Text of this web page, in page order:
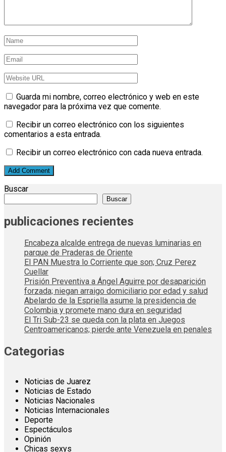
Guarda mi nombre, correo electrónico y web en este
navegador para la próxima vez que comente.
Recibir un correo electrónico con los siguientes
comentarios a esta entrada.
Recibir un correo electrónico con cada nueva entrada.
Buscar
Buscar
publicaciones recientes
Encabeza alcalde entrega de nuevas luminarias en
parque de Praderas de Oriente
El PAN Muestra lo Corriente que son; Cruz Perez
Cuellar
Prisión Preventiva a Ángel Aguirre por desaparición
forzada; niegan arraigo domiciliario por edad y salud
Abelardo de la Espriella asume la presidencia de
Colombia y promete mano dura en seguridad
El Tri Sub-23 se queda con la plata en Juegos
Centroamericanos; pierde ante Venezuela en penales
Categorias
Noticias de Juarez
Noticias de Estado
Noticias Nacionales
Noticias Internacionales
Deporte
Espectáculos
Opinión
Chicas sexys